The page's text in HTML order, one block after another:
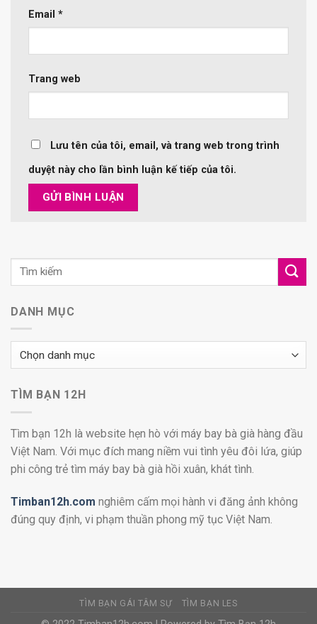
Email *
Trang web
Lưu tên của tôi, email, và trang web trong trình
duyệt này cho lần bình luận kế tiếp của tôi.
DANH MỤC
Danh
mục
TÌM BẠN 12H
Tìm bạn 12h là website hẹn hò với máy bay bà già hàng đầu
Việt Nam. Với mục đích mang niềm vui tình yêu đôi lứa, giúp
phi công trẻ tìm máy bay bà già hồi xuân, khát tình.
Timban12h.com nghiêm cấm mọi hành vi đăng ảnh không
đúng quy định, vi phạm thuần phong mỹ tục Việt Nam.
TÌM BẠN GÁI TÂM SỰ TÌM BẠN LES